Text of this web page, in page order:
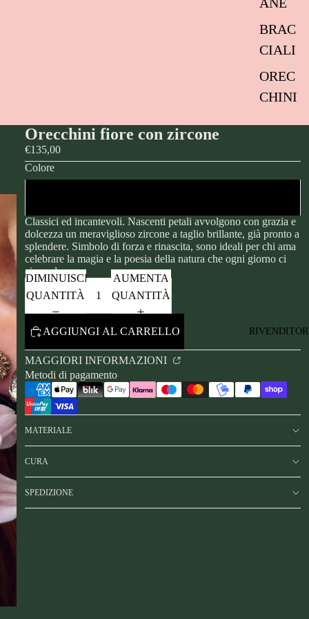
BRAC
CIALI
OREC
CHINI
Orecchini fiore con zircone
€135,00
Colore
Classici ed incantevoli. Nascenti petali avvolgono con grazia e
dolcezza un meraviglioso zircone a taglio brillante, già pronto a
splendere. Simbolo di forza e rinascita, sono ideali per chi ama
celebrare la magia e la poesia della natura che ogni giorno ci
circonda.
DIMINUISCI
QUANTITÀ
AUMENTA
QUANTITÀ
AGGIUNGI AL CARRELLO
MAGGIORI INFORMAZIONI
Metodi di pagamento
MATERIALE
CURA
SPEDIZIONE